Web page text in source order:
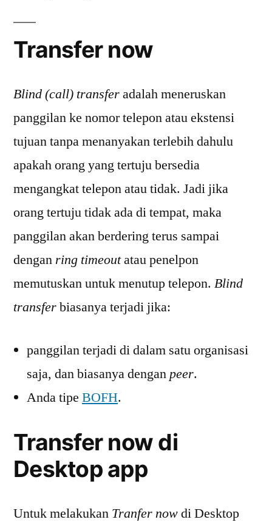
Transfer now
Blind (call) transferadalah meneruskan
panggilan ke nomor telepon atau ekstensi
tujuan tanpa menanyakan terlebih dahulu
apakah orang yang tertuju bersedia
mengangkat telepon atau tidak. Jadi jika
orang tertuju tidak ada di tempat, maka
panggilan akan berdering terus sampai
dengan ring timeoutatau penelpon
memutuskan untuk menutup telepon. Blind
transferbiasanya terjadi jika:
panggilan terjadi di dalam satu organisasi
saja, dan biasanya denganpeer.
Anda tipe BOFH.
Transfer now di
Desktop app
Untuk melakukan Tranfer nowdi Desktop